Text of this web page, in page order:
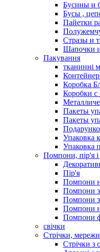
Бусины и
Бусы ,
Пайетки
Стразы и
Шапочки
Пакування
тканинні
Коробка
Коробки
Пакеты
Пакеты
Упаковка
Упаковка
Помпони, пір'я і
Пір'я
Помпони
Помпони з
Помпони з
Помпони
Помпони
свічки
Стрічки,
Стрічки з